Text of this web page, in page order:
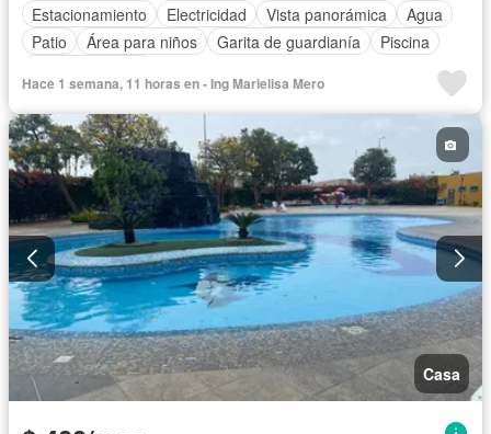
Estacionamiento
Electricidad Vista panorámica
Agua
Patio
Área para niños Garita de guardianía
Piscina
Hace 1 semana, 11 horas en - Ing Marielisa Mero
Casa